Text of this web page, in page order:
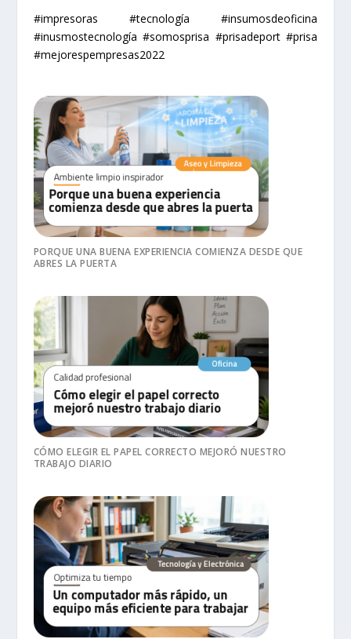
#impresoras #tecnología #insumosdeoficina
#inusmostecnología #somosprisa #prisadeport #prisa
#mejorespempresas2022
PORQUE UNA BUENA EXPERIENCIA COMIENZA DESDE QUE
ABRES LA PUERTA
CÓMO ELEGIR EL PAPEL CORRECTO MEJORÓ NUESTRO
TRABAJO DIARIO